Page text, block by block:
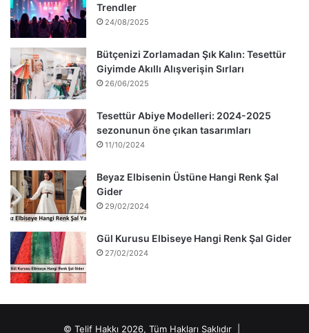
Trendler
24/08/2025
Bütçenizi Zorlamadan Şık Kalın: Tesettür
Giyimde Akıllı Alışverişin Sırları
26/06/2025
Tesettür Abiye Modelleri: 2024-2025
sezonunun öne çıkan tasarımları
11/10/2024
Beyaz Elbisenin Üstüne Hangi Renk Şal
Gider
29/02/2024
Gül Kurusu Elbiseye Hangi Renk Şal Gider
27/02/2024
© Telif Hakkı 2026, Tüm Hakları Saklıdır |